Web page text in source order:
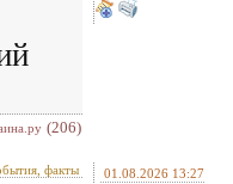
(206)
факты 01.08.2026 13:27